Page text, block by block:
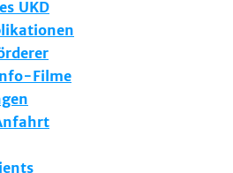
UKD
Filme